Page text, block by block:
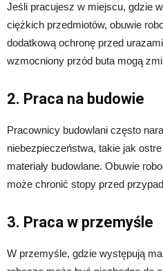
Jeśli pracujesz w miejscu, gdzie
ciężkich przedmiotów, obuwie
dodatkową ochronę przed
wzmocniony przód buta mogą
2. Praca na budowie
Pracownicy budowlani często
niebezpieczeństwa, takie jak
materiały budowlane. Obuwie
może chronić stopy przed
3. Praca w przemyśle
W przemyśle, gdzie występują